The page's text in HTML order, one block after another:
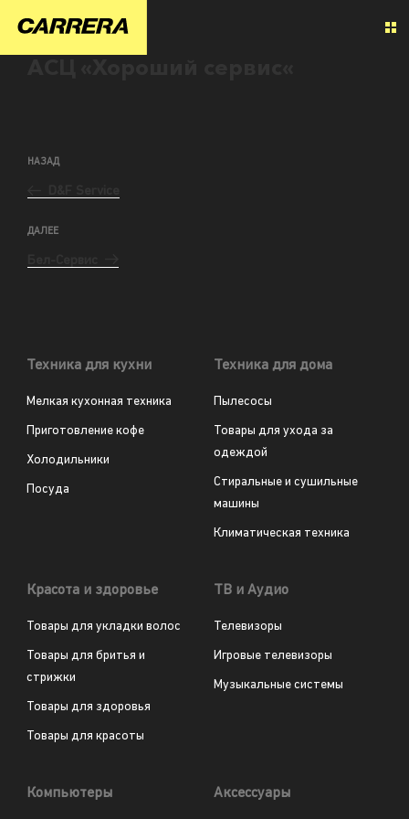
НАЗАД
ДАЛЕЕ
Техника для кухни
Мелкая кухонная техника
Приготовление кофе
Холодильники
Посуда
Техника для дома
Пылесосы
Товары для ухода за
одеждой
Стиральные и сушильные
машины
Климатическая техника
Красота и здоровье
Товары для укладки волос
Товары для бритья и
стрижки
Товары для здоровья
Товары для красоты
ТВ и Аудио
Телевизоры
Игровые телевизоры
Музыкальные системы
Компьютеры Аксессуары